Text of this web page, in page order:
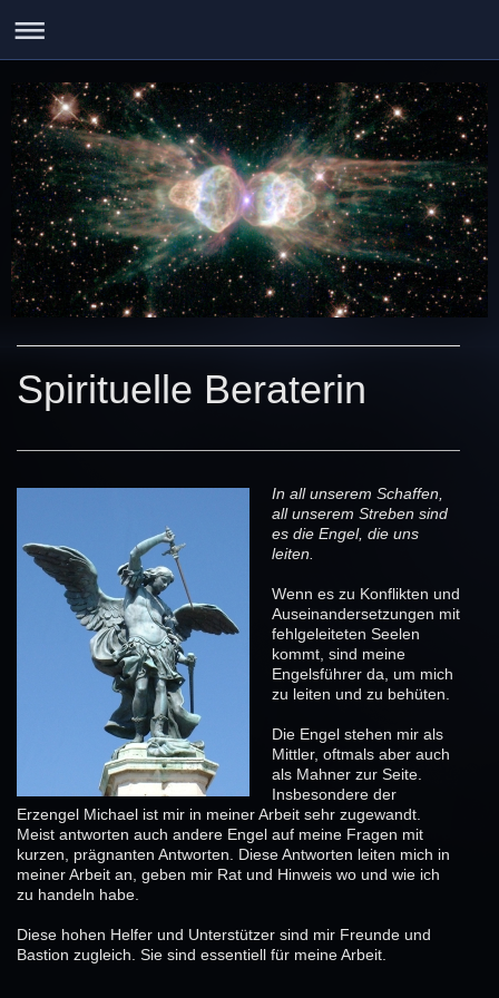
Spirituelle Beraterin
In all unserem Schaffen,
all unserem Streben sind
es die Engel, die uns
leiten.
Wenn es zu Konflikten und
Auseinandersetzungen mit
fehlgeleiteten Seelen
kommt, sind meine
Engelsführer da, um mich
zu leiten und zu behüten.
Die Engel stehen mir als
Mittler, oftmals aber auch
als Mahner zur Seite.
Insbesondere der
Erzengel Michael ist mir in meiner Arbeit sehr zugewandt.
Meist antworten auch andere Engel auf meine Fragen mit
kurzen, prägnanten Antworten. Diese Antworten leiten mich in
meiner Arbeit an, geben mir Rat und Hinweis wo und wie ich
zu handeln habe.
Diese hohen Helfer und Unterstützer sind mir Freunde und
Bastion zugleich. Sie sind essentiell für meine Arbeit.